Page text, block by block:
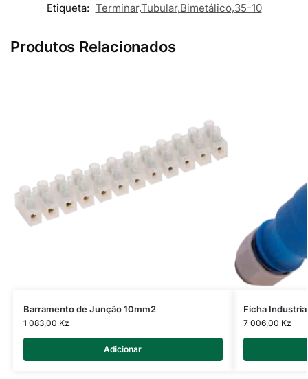
Etiqueta: Terminar,Tubular,Bimetálico,35-10
Produtos Relacionados
Barramento de Junção 10mm2
1 083,00 Kz
Adicionar
Ficha
7 006,00 Kz